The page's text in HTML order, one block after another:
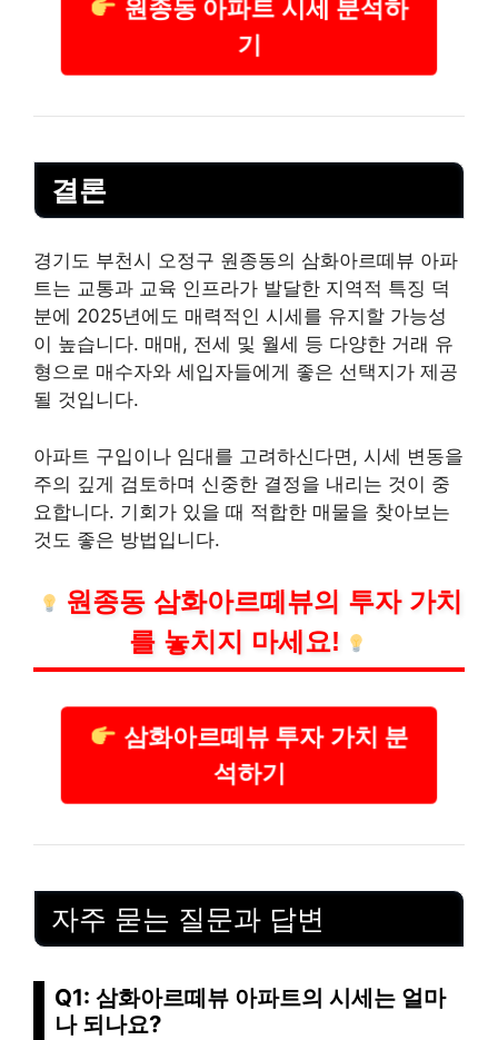
원종동 아파트 시세 분석하
기
결론
경기도 부천시 오정구 원종동의 삼화아르떼뷰 아파
트는 교통과 교육 인프라가 발달한 지역적 특징 덕
분에 2025년에도 매력적인 시세를 유지할 가능성
이 높습니다. 매매, 전세 및 월세 등 다양한 거래 유
형으로 매수자와 세입자들에게 좋은 선택지가 제공
될 것입니다.
아파트 구입이나 임대를 고려하신다면, 시세 변동을
주의 깊게 검토하며 신중한 결정을 내리는 것이 중
요합니다. 기회가 있을 때 적합한 매물을 찾아보는
것도 좋은 방법입니다.
원종동 삼화아르떼뷰의 투자 가치
를 놓치지 마세요!
삼화아르떼뷰 투자 가치 분
석하기
자주 묻는 질문과 답변
Q1: 삼화아르떼뷰 아파트의 시세는 얼마
나 되나요?